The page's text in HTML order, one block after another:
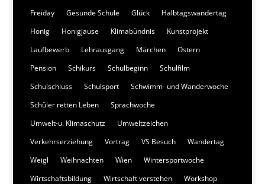
Freiday Gesunde Schule Glück
Halbtagswandertag
Honig
Honigjause Klimabündnis
Kunstprojekt
Laufbewerb
Lehrausgang Märchen
Ostern
Pension
Schikurs Schulbeginn
Schulfilm
Schulschluss
Schulsport
Schwimm- und Wanderwoche
Schüler retten Leben
Sprachwoche
Umwelt-u. Klimaschutz
Umweltzeichen
Verkehrserziehung
Vortrag VS Besuch
Wandertag
Weigl
Weihnachten Wien
Wintersportwoche
Wirtschaftsbildung
Wirtschaft verstehen Workshop